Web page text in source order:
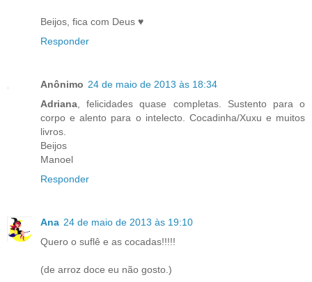
Beijos, fica com Deus ♥
Responder
Anônimo 24 de maio de 2013 às 18:34
Adriana , felicidades quase completas. Sustento para o
corpo e alento para o intelecto. Cocadinha/Xuxu e muitos
livros.
Beijos
Manoel
Responder
Ana 24 de maio de 2013 às 19:10
Quero o suflê e as cocadas!!!!!
(de arroz doce eu não gosto.)